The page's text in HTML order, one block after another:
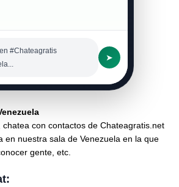
#Chateagratis
➤
chatea con contactos de Chateagratis.net
en nuestra sala de Venezuela en la que
gente, etc.